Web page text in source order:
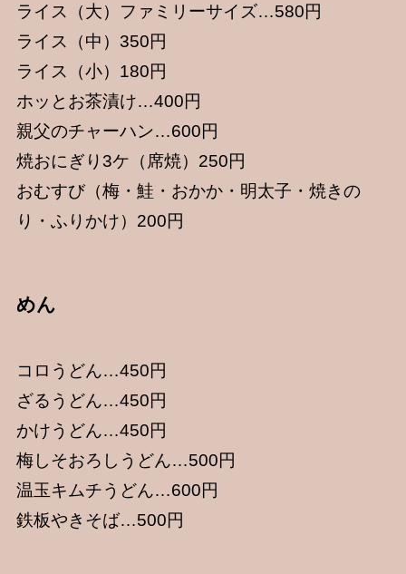
ライス（大）ファミリーサイズ…580円
ライス（中）350円
ライス（小）180円
ホッとお茶漬け…400円
親父のチャーハン…600円
焼おにぎり3ケ（席焼）250円
おむすび（梅・鮭・おかか・明太子・焼きの
り・ふりかけ）200円
めん
コロうどん…450円
ざるうどん…450円
かけうどん…450円
梅しそおろしうどん…500円
温玉キムチうどん…600円
鉄板やきそば…500円